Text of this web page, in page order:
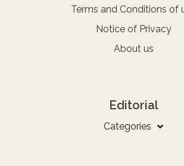
Terms and Conditions of
Notice of Privacy
About us
Editorial
Categories